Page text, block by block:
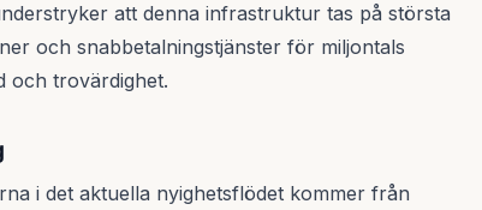
att denna infrastruktur tas på största
och snabbetalningstjänster för miljontals
och trovärdighet.
i det aktuella nyighetsflödet kommer från